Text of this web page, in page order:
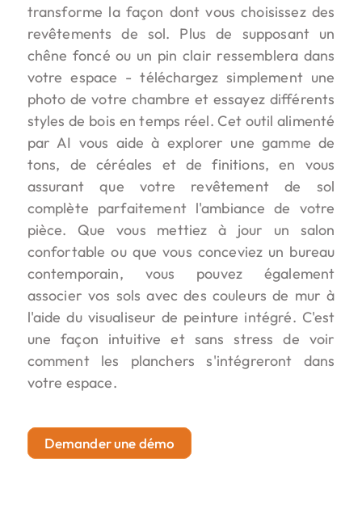
transforme la façon dont vous choisissez des
revêtements de sol. Plus de supposant un
chêne foncé ou un pin clair ressemblera dans
votre espace - téléchargez simplement une
photo de votre chambre et essayez différents
styles de bois en temps réel. Cet outil alimenté
par AI vous aide à explorer une gamme de
tons, de céréales et de finitions, en vous
assurant que votre revêtement de sol
complète parfaitement l'ambiance de votre
pièce. Que vous mettiez à jour un salon
confortable ou que vous conceviez un bureau
contemporain, vous pouvez également
associer vos sols avec des couleurs de mur à
l'aide du visualiseur de peinture intégré. C'est
une façon intuitive et sans stress de voir
comment les planchers s'intégreront dans
votre espace.
Demander une démo